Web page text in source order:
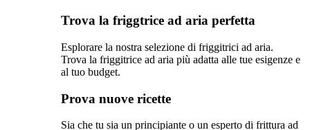
Trova la friggtrice ad aria perfetta
Esplorare la nostra selezione di friggitrici ad aria.
Trova la friggitrice ad aria più adatta alle tue esigenze e
al tuo budget.
Prova nuove ricette
Sia che tu sia un principiante o un esperto di frittura ad